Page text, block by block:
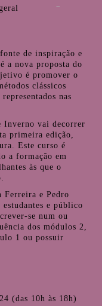
de inspiração e
a nova proposta do
é promover o
clássicos
nas
Inverno vai decorrer
primeira edição,
Este curso é
a formação em
às que o
Ferreira e Pedro
e público
se num ou
dos módulos 2,
1 ou possuir
(das 10h às 18h)